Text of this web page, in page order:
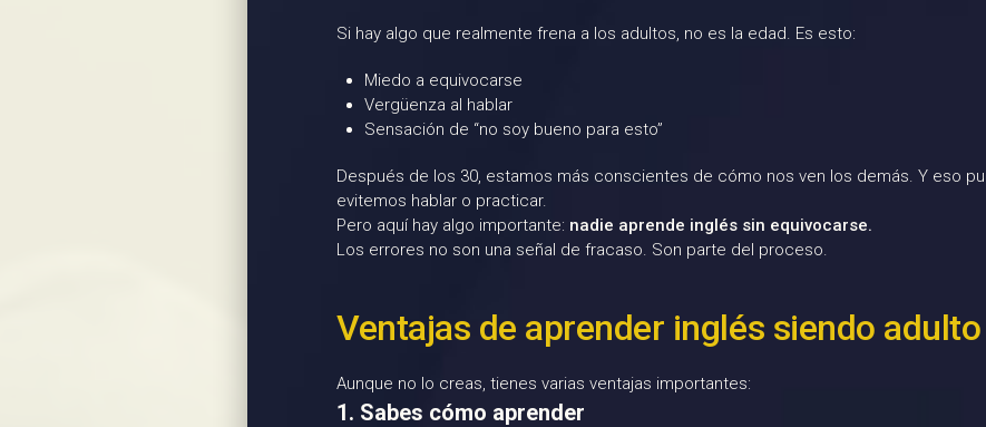
Si hay algo que realmente frena a los adultos, no es la edad. Es esto:
Miedo a equivocarse
Vergüenza al hablar
Sensación de “no soy bueno para esto”
Después de los 30, estamos más conscientes de cómo nos ven los demás. Y eso
evitemos hablar o practicar.
Pero aquí hay algo importante: nadie aprende inglés sin equivocarse.
Los errores no son una señal de fracaso. Son parte del proceso.
Ventajas de aprender inglés siendo adulto
Aunque no lo creas, tienes varias ventajas importantes:
1. Sabes cómo aprender